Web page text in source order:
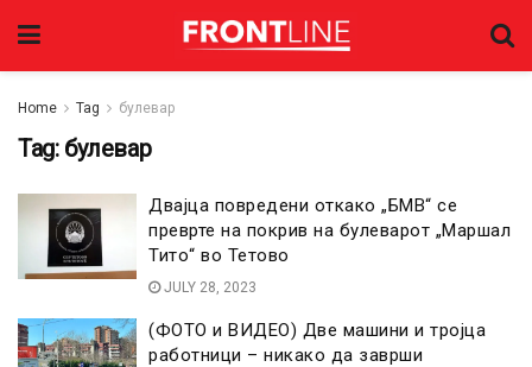
Home Tag булевар
Tag: булевар
Двајца повредени откако „БМВ“ се
преврте на покрив на булеварот „Маршал
Тито“ во Тетово
JULY 28, 2023
(ФОТО и ВИДЕО) Две машини и тројца
работници – никако да заврши